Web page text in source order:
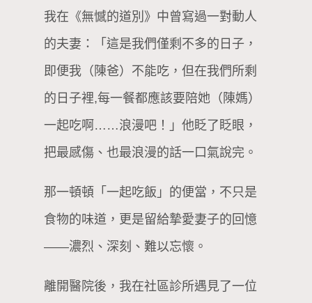
我在《無憾的道別》中曾寫過一對動人
的夫妻：「這是我們僅剩不多的日子，
即便我（陳爸）不能吃，但在我們所剩
的日子裡,每一餐都應該要陪她（陳媽）
一起吃啊……浪漫吧！」他眨了眨眼，
把最感傷、也最浪漫的話一口氣說完。
那一頓頓「一起吃飯」的便當，不只是
食物的味道，更是留給摯愛妻子的回憶
——濃烈、深刻、難以忘懷。
離開醫院後，我在社區診所遇見了一位